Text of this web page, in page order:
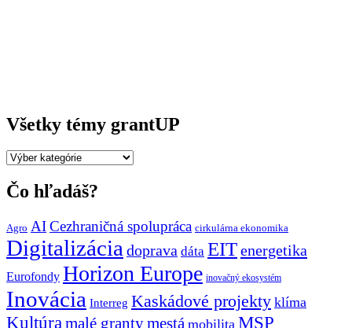
Všetky témy grantUP
Všetky
grantUP
Čo hľadáš?
Agro AICezhraničná spolupráca cirkulárna ekonomika
Digitalizácia doprava dáta EITenergetika
Eurofondy Horizon Europe inovačný ekosystém
Inovácia Interreg Kaskádové projekty klíma
Kultúra malé grantymestá mobilita MSP